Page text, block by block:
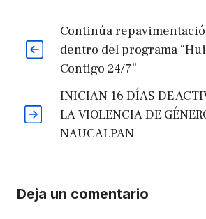
Continúa
dentro del programa
Contigo 24/7”
INICIAN 16 DÍAS DE
LA VIOLENCIA DE
NAUCALPAN
Deja un comentario